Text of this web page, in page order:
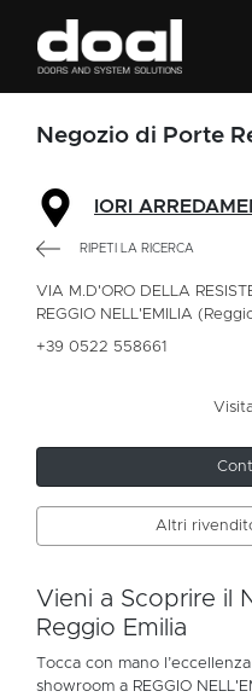
Negozio di Porte
IORI
RIPETI LA RICERCA
VIA M.D'ORO DELLA
REGGIO NELL'EMILIA
+39 0522 558661
Altri
Vieni a Scoprire il
Reggio Emilia
Tocca con mano
showroom a REGGIO